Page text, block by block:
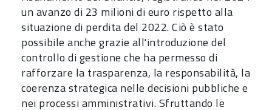
un avanzo di 23 milioni di euro rispetto alla
situazione di perdita del 2022. Ciò è stato
possibile anche grazie all'introduzione del
controllo di gestione che ha permesso di
rafforzare la trasparenza, la responsabilità, la
coerenza strategica nelle decisioni pubbliche e
nei processi amministrativi. Sfruttando le